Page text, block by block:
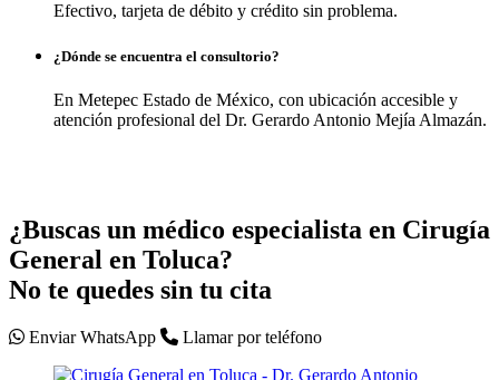
Efectivo, tarjeta de débito y crédito sin problema.
¿Dónde se encuentra el consultorio?
En Metepec Estado de México, con ubicación accesible y
atención profesional del Dr. Gerardo Antonio Mejía Almazán.
¿Buscas un médico especialista en Cirugía
General en Toluca?
No te quedes sin tu cita
Enviar WhatsApp Llamar por teléfono